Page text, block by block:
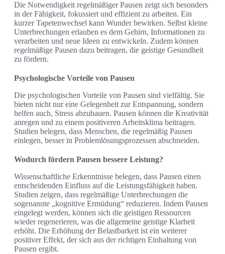
Die Notwendigkeit regelmäßiger Pausen zeigt sich besonders
in der Fähigkeit, fokussiert und effizient zu arbeiten. Ein
kurzer Tapetenwechsel kann Wunder bewirken. Selbst kleine
Unterbrechungen erlauben es dem Gehirn, Informationen zu
verarbeiten und neue Ideen zu entwickeln. Zudem können
regelmäßige Pausen dazu beitragen, die geistige Gesundheit
zu fördern.
Psychologische Vorteile von Pausen
Die psychologischen Vorteile von Pausen sind vielfältig. Sie
bieten nicht nur eine Gelegenheit zur Entspannung, sondern
helfen auch, Stress abzubauen. Pausen können die Kreativität
anregen und zu einem positiveren Arbeitsklima beitragen.
Studien belegen, dass Menschen, die regelmäßig Pausen
einlegen, besser in Problemlösungsprozessen abschneiden.
Wodurch fördern Pausen bessere Leistung?
Wissenschaftliche Erkenntnisse belegen, dass Pausen einen
entscheidenden Einfluss auf die Leistungsfähigkeit haben.
Studien zeigen, dass regelmäßige Unterbrechungen die
sogenannte „kognitive Ermüdung“ reduzieren. Indem Pausen
eingelegt werden, können sich die geistigen Ressourcen
wieder regenerieren, was die allgemeine geistige Klarheit
erhöht. Die Erhöhung der Belastbarkeit ist ein weiterer
positiver Effekt, der sich aus der richtigen Einhaltung von
Pausen ergibt.